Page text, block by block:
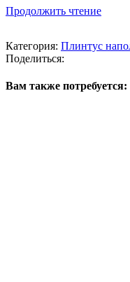
Продолжить чтение
Категория: Плинтус
Поделиться:
Вам также потребуется: